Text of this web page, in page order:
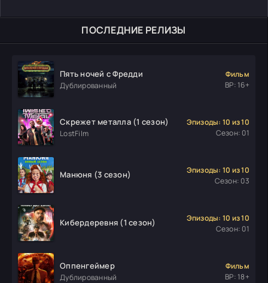
ПОСЛЕДНИЕ РЕЛИЗЫ
Пять ночей с Фредди
Дублированный
Фильм
ВР: 16+
Скрежет металла (1 сезон)
LostFilm
Эпизоды: 10 из 10
Сезон: 01
Манюня (3 сезон)
Эпизоды: 10 из 10
Сезон: 03
Кибердеревня (1 сезон)
Эпизоды: 10 из 10
Сезон: 01
Оппенгеймер
Дублированный
Фильм
ВР: 18+